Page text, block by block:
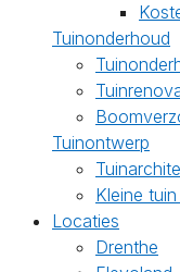
Tuinonderhoud
Tuinontwerp
Kleine
Locaties
Drenthe